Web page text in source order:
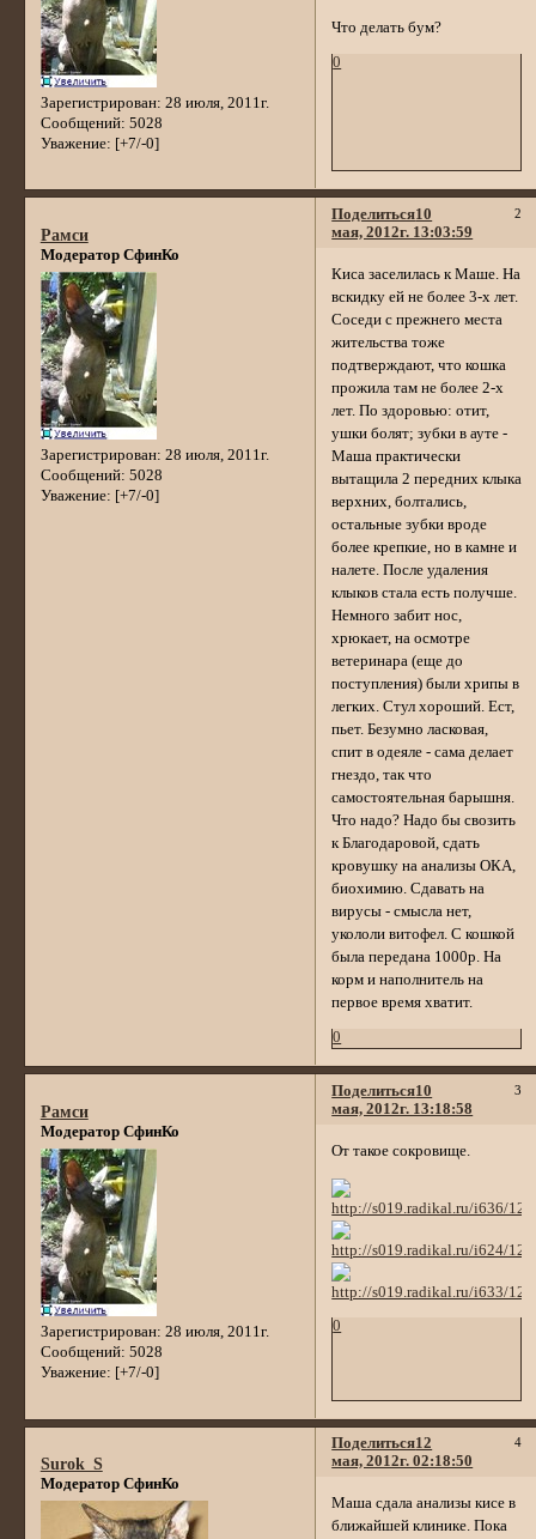
Зарегистрирован: 28 июля, 2011г.
Сообщений: 5028
Уважение: [+7/-0]
Что делать бум?
0
Поделиться 2
10
мая, 2012г. 13:03:59
Рамси
Модератор СфинКо
Зарегистрирован: 28 июля, 2011г.
Сообщений: 5028
Уважение: [+7/-0]
Киса заселилась к Маше. На
вскидку ей не более 3-х лет.
Соседи с прежнего места
жительства тоже
подтверждают, что кошка
прожила там не более 2-х
лет. По здоровью: отит,
ушки болят; зубки в ауте -
Маша практически
вытащила 2 передних клыка
верхних, болтались,
остальные зубки вроде
более крепкие, но в камне и
налете. После удаления
клыков стала есть получше.
Немного забит нос,
хрюкает, на осмотре
ветеринара (еще до
поступления) были хрипы в
легких. Стул хороший. Ест,
пьет. Безумно ласковая,
спит в одеяле - сама делает
гнездо, так что
самостоятельная барышня.
Что надо? Надо бы свозить
к Благодаровой, сдать
кровушку на анализы ОКА,
биохимию. Сдавать на
вирусы - смысла нет,
укололи витофел. С кошкой
была передана 1000р. На
корм и наполнитель на
первое время хватит.
0
Поделиться 3
10
мая, 2012г. 13:18:58
Рамси
Модератор СфинКо
Зарегистрирован: 28 июля, 2011г.
Сообщений: 5028
Уважение: [+7/-0]
От такое сокровище.
0
Поделиться 4
12
мая, 2012г. 02:18:50
Surok_S
Модератор СфинКо
Маша сдала анализы кисе в
ближайшей клинике. Пока